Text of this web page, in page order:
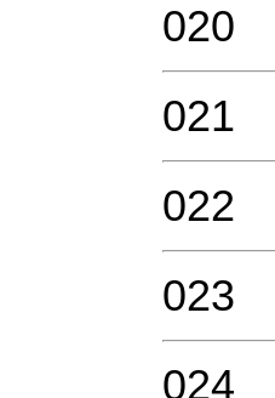
020
021
022
023
024